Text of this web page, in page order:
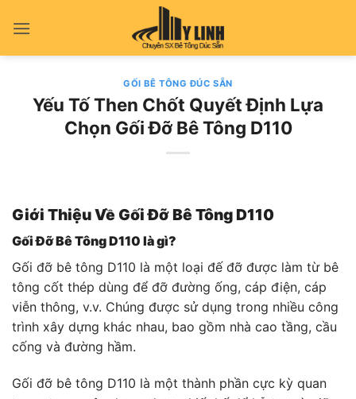
qua
GỐI BÊ TÔNG ĐÚC SẴN
Yếu Tố Then Chốt Quyết Định Lựa
Chọn Gối Đỡ Bê Tông D110
Giới Thiệu Về Gối Đỡ Bê Tông D110
Gối Đỡ Bê Tông D110 là gì?
Gối đỡ bê tông D110 là một loại đế đỡ được làm từ bê
tông cốt thép dùng để đỡ đường ống, cáp điện, cáp
viễn thông, v.v. Chúng được sử dụng trong nhiều công
trình xây dựng khác nhau, bao gồm nhà cao tầng, cầu
cống và đường hầm.
Gối đỡ bê tông D110 là một thành phần cực kỳ quan